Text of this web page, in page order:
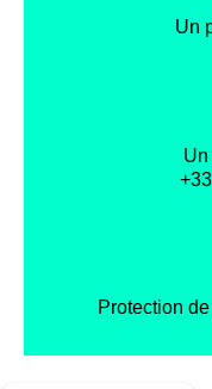
Un
Un
Protection